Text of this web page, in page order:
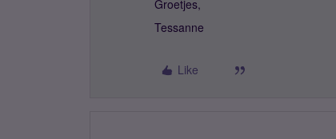
Groetjes,
Tessanne
Like